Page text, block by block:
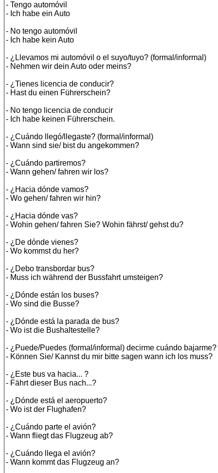
- Tengo automóvil
- Ich habe ein Auto
- No tengo automóvil
- Ich habe kein Auto
- ¿Llevamos mi automóvil o el suyo/tuyo? (formal/informal)
- Nehmen wir dein Auto oder meins?
- ¿Tienes licencia de conducir?
- Hast du einen Führerschein?
- No tengo licencia de conducir
- Ich habe keinen Führerschein.
- ¿Cuándo llegó/llegaste? (formal/informal)
- Wann sind sie/ bist du angekommen?
- ¿Cuándo partiremos?
- Wann gehen/ fahren wir los?
- ¿Hacia dónde vamos?
- Wo gehen/ fahren wir hin?
- ¿Hacia dónde vas?
- Wohin gehen/ fahren Sie? Wohin fährst/ gehst du?
- ¿De dónde vienes?
- Wo kommst du her?
- ¿Debo transbordar bus?
- Muss ich während der Bussfahrt umsteigen?
- ¿Dónde están los buses?
- Wo sind die Busse?
- ¿Dónde está la parada de bus?
- Wo ist die Bushaltestelle?
- ¿Puede/Puedes (formal/informal) decirme cuándo bajarme?
- Können Sie/ Kannst du mir bitte sagen wann ich los muss?
- ¿Este bus va hacia... ?
- Fährt dieser Bus nach...?
- ¿Dónde está el aeropuerto?
- Wo ist der Flughafen?
- ¿Cuándo parte el avión?
- Wann fliegt das Flugzeug ab?
- ¿Cuándo llega el avión?
- Wann kommt das Flugzeug an?